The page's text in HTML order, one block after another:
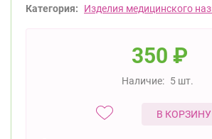
Категория: Изделия медицинского
350 ₽
Наличие: 5 шт.
В КОРЗИНУ